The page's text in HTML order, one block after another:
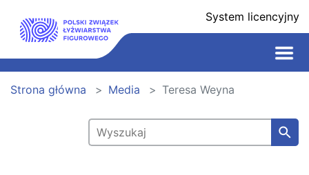
System licencyjny
Strona główna Media Teresa Weyna